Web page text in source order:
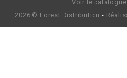
Voir le catalogue
2026 © Forest Distribution -